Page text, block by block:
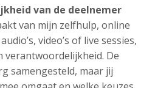
van de deelnemer
van mijn zelfhulp, online
video’s of live sessies,
verantwoordelijkheid. De
samengesteld, maar jij